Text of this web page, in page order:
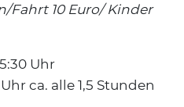
Fahrt 10 Euro/ Kinder
Uhr
ca. alle 1,5 Stunden